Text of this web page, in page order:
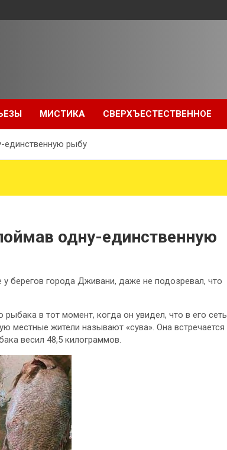
МИСТИКА СВЕРХЪЕСТЕСТВЕННОЕ
единственную рыбу
одну-единственную
берегов города Дживани, даже не подозревал, что
в тот момент, когда он увидел, что в его сеть
местные жители называют «сува». Она встречается
весил 48,5 килограммов.